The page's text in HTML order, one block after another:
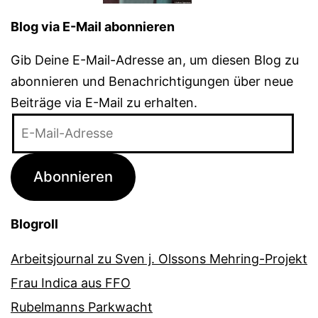
Blog via E-Mail abonnieren
Gib Deine E-Mail-Adresse an, um diesen Blog zu
abonnieren und Benachrichtigungen über neue
Beiträge via E-Mail zu erhalten.
Adresse
Abonnieren
Blogroll
Arbeitsjournal zu Sven j. Olssons Mehring-Projekt
Frau Indica aus FFO
Rubelmanns Parkwacht